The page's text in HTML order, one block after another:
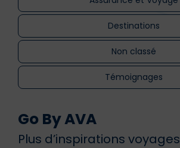
Destinations
Non classé
Témoignages
Go By AVA
Plus d’inspirations voyages